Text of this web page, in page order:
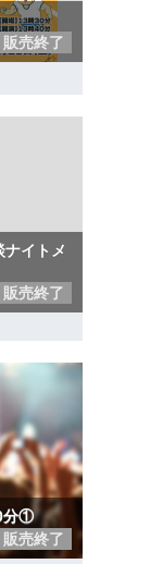
販売終了
イトメ
販売終了
分①
販売終了